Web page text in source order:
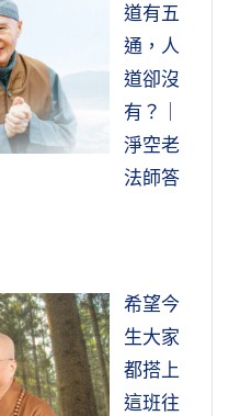
道有五
通，人
道卻沒
有？｜
淨空老
法師答
希望今
生大家
都搭上
這班往